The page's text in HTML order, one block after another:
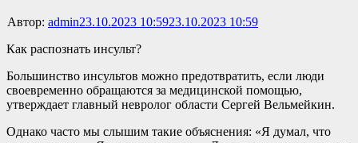
Автор: admin23.10.2023 10:5923.10.2023 10:59
Как распознать инсульт?
Большинство инсультов можно предотвратить, если люди
своевременно обращаются за медицинской помощью,
утверждает главный невролог области Сергей Вельмейкин.
Однако часто мы слышим такие объяснения: «Я думал, что